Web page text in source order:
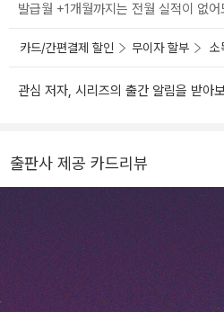
발급월 +1개월까지는 전월 실적이 없
카드/간편결제 할인 무이자 할부 소
관심 저자, 시리즈의 출간 알림을 받아
출판사 제공 카드리뷰